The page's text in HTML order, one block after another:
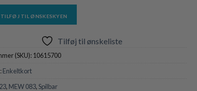
TILFØJ TIL ØNSKESKYEN
Tilføj til ønskeliste
(SKU):10615700
Enkeltkort
, MEW 083,Spilbar